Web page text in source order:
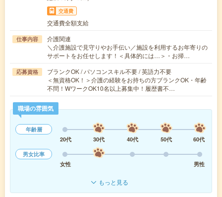
交通費
交通費全額支給
仕事内容
介護関連
＼介護施設で見守りやお手伝い／施設を利用するお年寄りの
サポートをお任せします！＜具体的には…＞・お掃…
応募資格
ブランクOK / パソコンスキル不要 / 英語力不要
＜無資格OK！＞介護の経験をお持ちの方ブランクOK・年齢
不問！WワークOK10名以上募集中！履歴書不…
職場の雰囲気
年齢層
20代
30代 40代 50代
60代
男女比率
女性
男性
もっと見る